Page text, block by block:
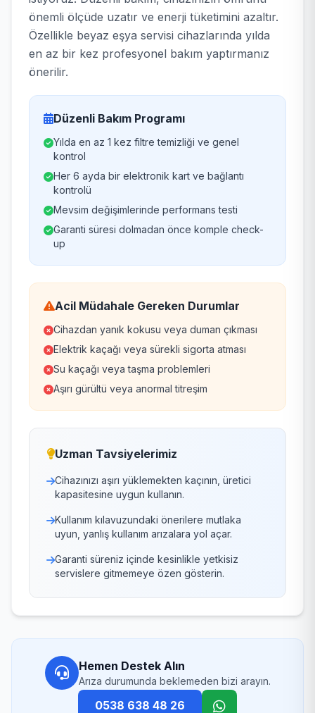
önemli ölçüde uzatır ve enerji tüketimini azaltır.
Özellikle beyaz eşya servisi cihazlarında yılda
en az bir kez profesyonel bakım yaptırmanız
önerilir.
Düzenli Bakım Programı
Yılda en az 1 kez filtre temizliği ve genel
kontrol
Her 6 ayda bir elektronik kart ve bağlantı
kontrolü
Mevsim değişimlerinde performans testi
Garanti süresi dolmadan önce komple check-
up
Acil Müdahale Gereken Durumlar
Cihazdan yanık kokusu veya duman çıkması
Elektrik kaçağı veya sürekli sigorta atması
Su kaçağı veya taşma problemleri
Aşırı gürültü veya anormal titreşim
Uzman Tavsiyelerimiz
Cihazınızı aşırı yüklemekten kaçının, üretici
kapasitesine uygun kullanın.
Kullanım kılavuzundaki önerilere mutlaka
uyun, yanlış kullanım arızalara yol açar.
Garanti süreniz içinde kesinlikle yetkisiz
servislere gitmemeye özen gösterin.
Hemen Destek Alın
Arıza durumunda beklemeden bizi arayın.
0538 638 48 26